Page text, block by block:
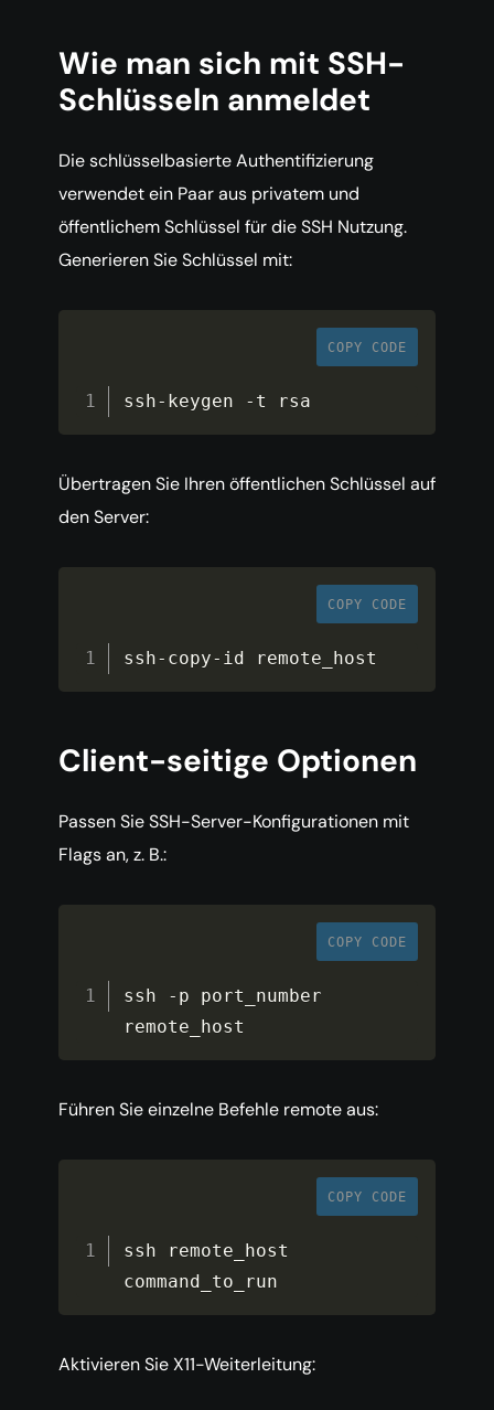
Wie man sich mit SSH-
Schlüsseln anmeldet
Die schlüsselbasierte Authentifizierung
verwendet ein Paar aus privatem und
öffentlichem Schlüssel für die SSH Nutzung.
Generieren Sie Schlüssel mit:
COPY CODE
ssh- keygen - t rsa
Übertragen Sie Ihren öffentlichen Schlüssel auf
den Server:
COPY CODE
ssh- copy- id remote_host
Client-seitige Optionen
Passen Sie SSH-Server-Konfigurationen mit
Flags an, z. B.:
COPY CODE
ssh - p port_number
remote_host
Führen Sie einzelne Befehle remote aus:
COPY CODE
ssh remote_host
command_to_run
Aktivieren Sie X11-Weiterleitung: